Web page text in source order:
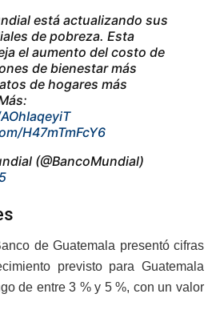
está actualizando sus
de pobreza. Esta
el aumento del costo de
de bienestar más
de hogares más
H47mTmFcY6
(@BancoMundial)
de Guatemala presentó cifras
previsto para Guatemala
de entre 3 % y 5 %, con un valor